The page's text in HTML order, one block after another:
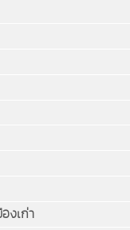
งเก่า